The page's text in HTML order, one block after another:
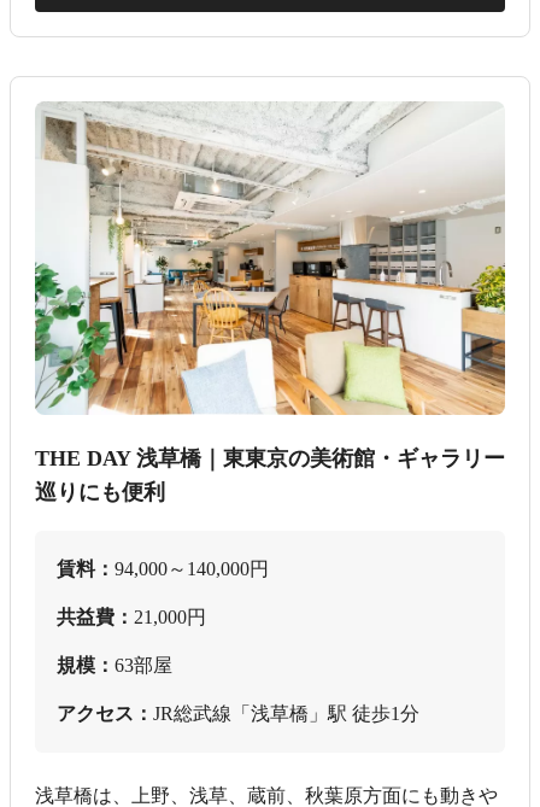
THE DAY 浅草橋｜東東京の美術館・ギャラリー
巡りにも便利
賃料： 94,000～140,000円
共益費： 21,000円
規模： 63部屋
アクセス： JR総武線「浅草橋」駅 徒歩1分
浅草橋は、上野、浅草、蔵前、秋葉原方面にも動きや